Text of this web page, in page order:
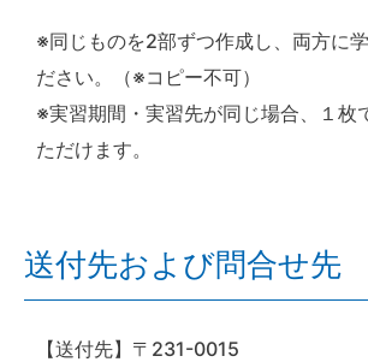
※同じものを2部ずつ作成し、両方に
ださい。（※コピー不可）
※実習期間・実習先が同じ場合、１枚
ただけます。
送付先および問合せ先
【送付先】〒231-0015